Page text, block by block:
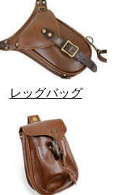
レッグバッグ